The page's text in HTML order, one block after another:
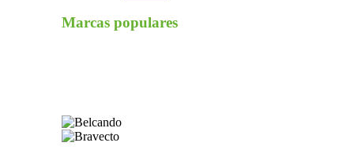
Marcas populares